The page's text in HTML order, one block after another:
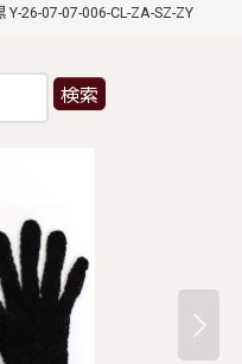
26-07-07-006-CL-ZA-SZ-ZY
検索